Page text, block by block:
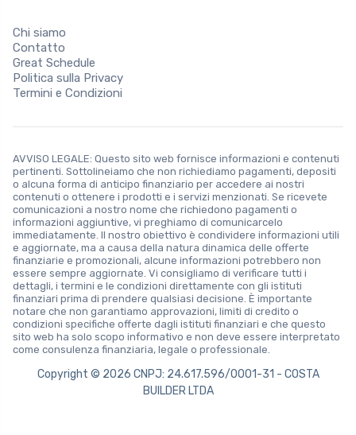
Chi siamo
Contatto
Great Schedule
Politica sulla Privacy
Termini e Condizioni
AVVISO LEGALE: Questo sito web fornisce informazioni e contenuti
pertinenti. Sottolineiamo che non richiediamo pagamenti, depositi
o alcuna forma di anticipo finanziario per accedere ai nostri
contenuti o ottenere i prodotti e i servizi menzionati. Se ricevete
comunicazioni a nostro nome che richiedono pagamenti o
informazioni aggiuntive, vi preghiamo di comunicarcelo
immediatamente. Il nostro obiettivo è condividere informazioni utili
e aggiornate, ma a causa della natura dinamica delle offerte
finanziarie e promozionali, alcune informazioni potrebbero non
essere sempre aggiornate. Vi consigliamo di verificare tutti i
dettagli, i termini e le condizioni direttamente con gli istituti
finanziari prima di prendere qualsiasi decisione. È importante
notare che non garantiamo approvazioni, limiti di credito o
condizioni specifiche offerte dagli istituti finanziari e che questo
sito web ha solo scopo informativo e non deve essere interpretato
come consulenza finanziaria, legale o professionale.
Copyright © 2026 CNPJ: 24.617.596/0001-31 - COSTA
BUILDER LTDA